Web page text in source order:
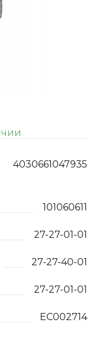
4030661047935
101060611
27-27-01-01
27-27-40-01
27-27-01-01
EC002714